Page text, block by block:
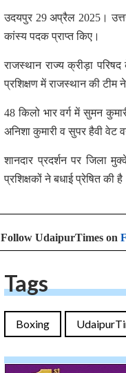
उदयपुर 29 अप्रैल 2025।
कांस्य पदक प्राप्त किए।
राजस्थान राज्य क्रीड़ा
प्रशिक्षण में राजस्थान की टीम
48 किलो भार वर्ग में सुमन
अनिशा कुमारी व सुपर हैवी वेट
शानदार प्रदर्शन पर जिला
प्रशिक्षकों ने बधाई प्रेषित की
Follow UdaipurTimes on
Tags
Boxing